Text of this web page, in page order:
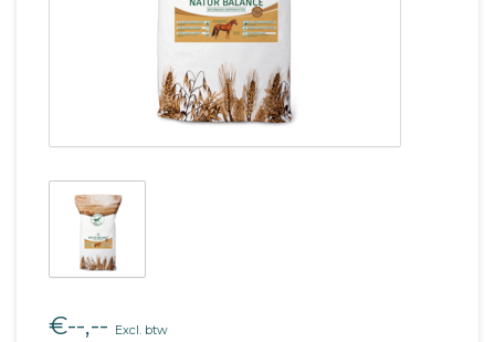
€--,-- Excl. btw